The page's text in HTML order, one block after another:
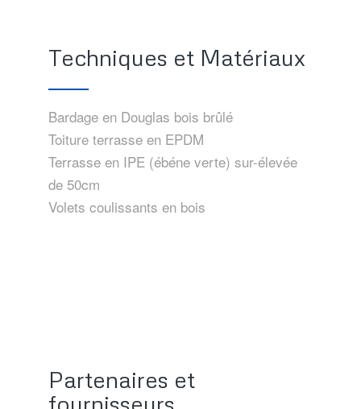
Techniques et Matériaux
Bardage en Douglas bois brûlé
Toiture terrasse en EPDM
Terrasse en IPE (ébéne verte) sur-élevée
de 50cm
Volets coulissants en bois
Partenaires et
fournisseurs